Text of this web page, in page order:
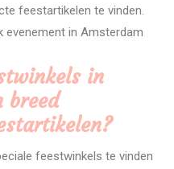
feestartikelen te vinden.
evenement in Amsterdam
in
breed
feestwinkels te vinden